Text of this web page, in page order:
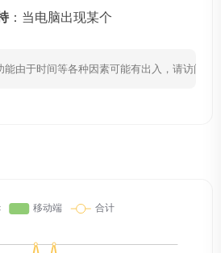
：当电脑出现某个
由于时间等各种因素可能有出入，请访问网